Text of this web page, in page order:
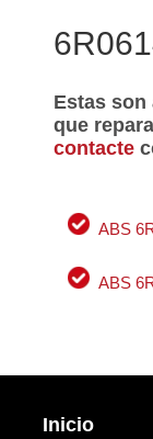
Estas son
que
contacte
ABS
ABS
Inicio